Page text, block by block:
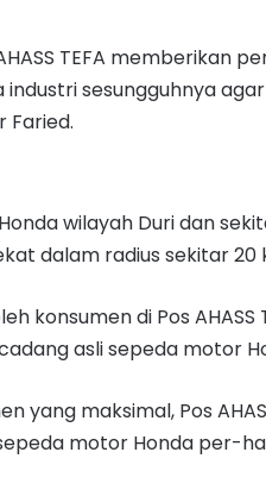
TEFA memberikan
sesungguhnya
Faried.
wilayah Duri dan
dalam radius sekitar 20
konsumen di Pos
asli sepeda motor
yang maksimal, Pos
motor Honda per-